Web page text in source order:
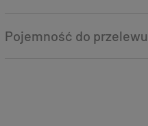
Pojemność do